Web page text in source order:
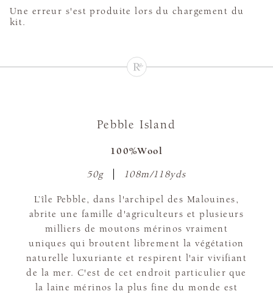
Une erreur s'est produite lors du chargement du
kit.
Pebble Island
100%Wool
50g 108m/118yds
L’île Pebble, dans l'archipel des Malouines,
abrite une famille d'agriculteurs et plusieurs
milliers de moutons mérinos vraiment
uniques qui broutent librement la végétation
naturelle luxuriante et respirent l'air vivifiant
de la mer. C'est de cet endroit particulier que
la laine mérinos la plus fine du monde est